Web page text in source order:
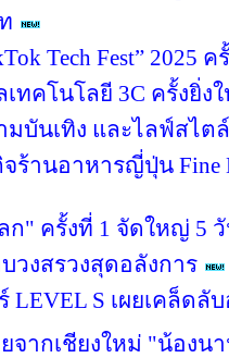
Tech Fest” 2025
ทคโนโลยี 3C ครั้งยิ่
บันเทิง และไลฟ์สไต
ร้านอาหารญี่ปุ่น Fine
ก" ครั้งที่ 1 จัดใหญ่ 5
วงสรวงสุดอลังการ
LEVEL S เผยเคล็
จากเชียงใหม่ "น้องน